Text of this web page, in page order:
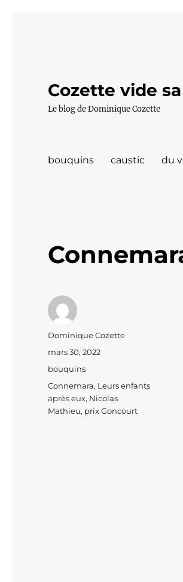
Cozette vide
Le blog de Dominique Cozette
bouquins caustic du
Auteur
Dominique Cozette
Publié
le
mars 30, 2022
Catégories
bouquins
Étiquettes
Connemara, Leurs enfants
après eux, Nicolas
Mathieu, prix Goncourt